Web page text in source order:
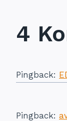
4
Pingback:
Pingback: